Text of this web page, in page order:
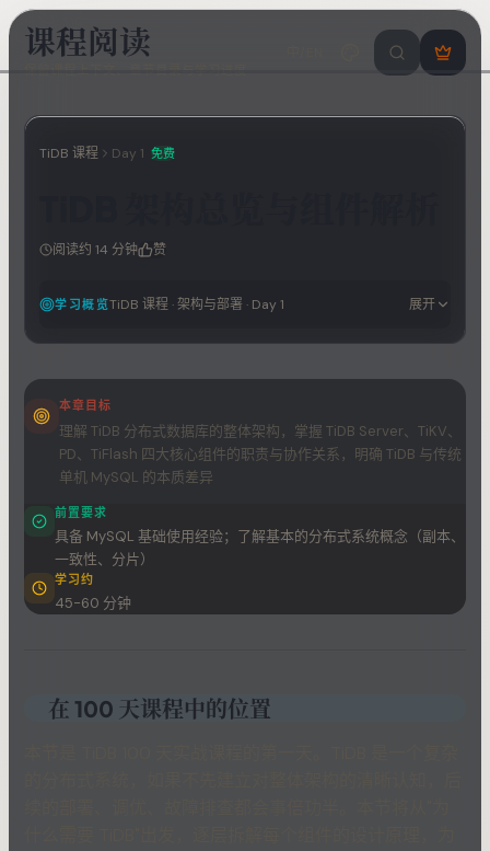
课程阅读
搜索课程 /
登
TiDB 课程 Day 1 免费
阅读约 14 分钟 赞
学习概览TiDB 课程 ·架构与部署 · Day1 展开
本章目标
理解 TiDB 分布式数据库的整体架构，掌握 TiDB Server、TiKV、
PD、TiFlash 四大核心组件的职责与协作关系，明确 TiDB 与传统
单机 MySQL 的本质差异
前置要求
具备 MySQL 基础使用经验；了解基本的分布式系统概念（副本、
一致性、分片）
学习约
45-60 分钟
在 100 天课程中的位置